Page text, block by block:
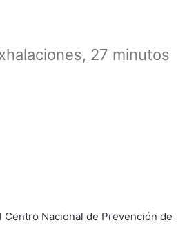
27 minutos
Nacional de Prevención de